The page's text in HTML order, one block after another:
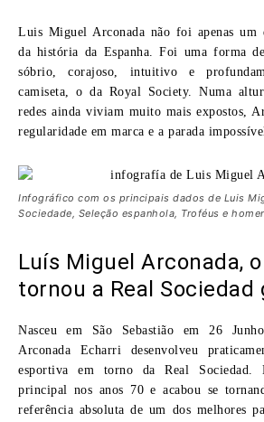
Luis Miguel Arconada não foi apenas um
da história da Espanha. Foi uma forma
sóbrio, corajoso, intuitivo e
camiseta, o da Royal Society. Numa
redes ainda viviam muito mais expostos,
regularidade em marca e a parada
Infográfico com os principais dados de Luis
Sociedade, Seleção espanhola, Troféus e
Luís Miguel Arconada,
tornou a Real Sociedad
Nasceu em São Sebastião em 26
Arconada Echarri desenvolveu
esportiva em torno da Real Sociedad.
principal nos anos 70 e acabou se
referência absoluta de um dos melhores